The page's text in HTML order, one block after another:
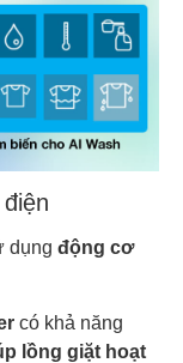
dụng động cơ
có khả năng
lồng giặt hoạt